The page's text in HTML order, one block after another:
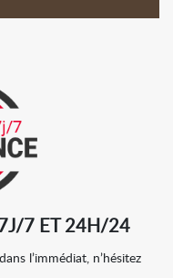
7 ET 24H/24
l’immédiat, n’hésitez